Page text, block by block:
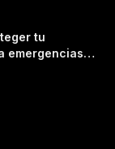
tu
emergencias